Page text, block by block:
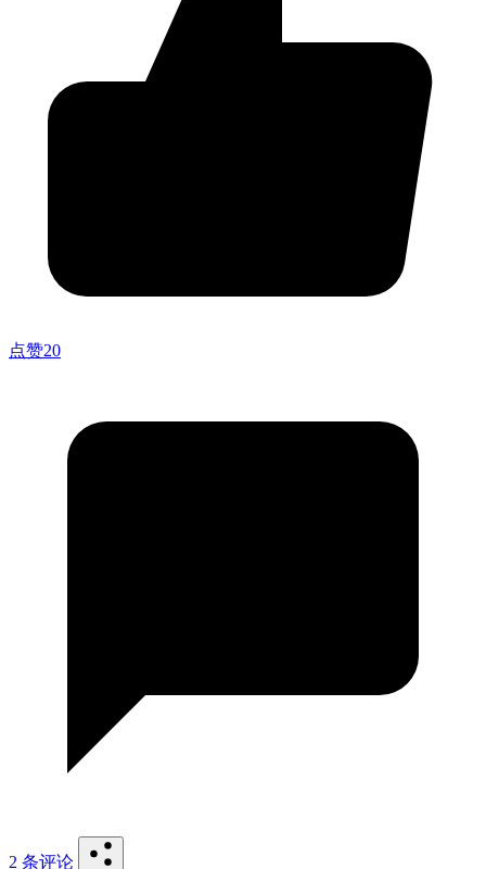
点赞20
2 条评论